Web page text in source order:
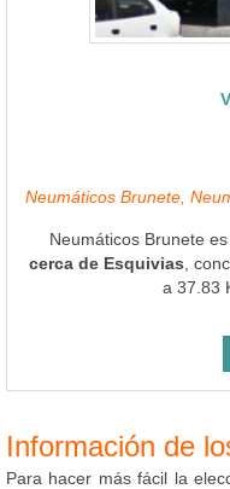
Neumáticos Brunete,
Neumáticos Brunete
cerca de Esquivias ,
a 37.83
Información de
Para hacer más fácil la